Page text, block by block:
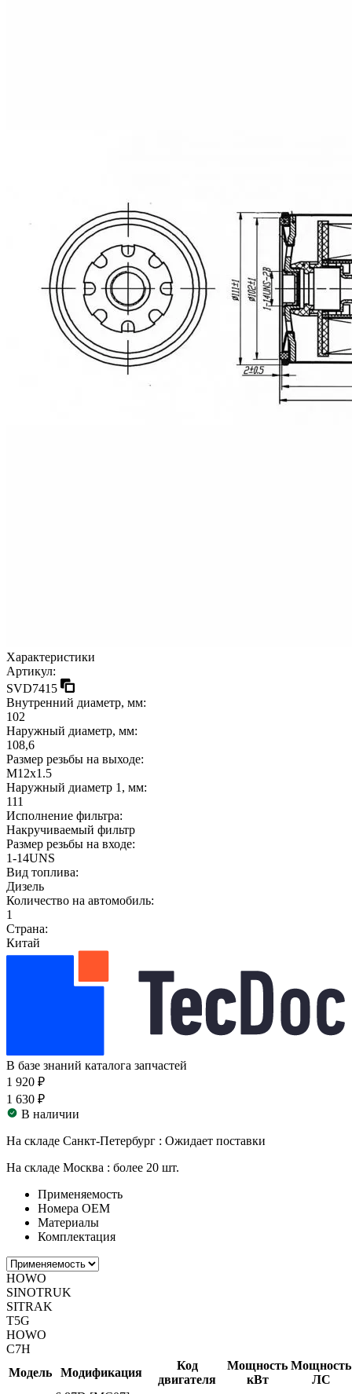
Характеристики
Артикул:
SVD7415
Внутренний диаметр, мм:
102
Наружный диаметр, мм:
108,6
Размер резьбы на выходе:
M12x1.5
Наружный диаметр 1, мм:
111
Исполнение фильтра:
Накручиваемый фильтр
Размер резьбы на входе:
1-14UNS
Вид топлива:
Дизель
Количество на автомобиль:
1
Страна:
Китай
В базе знаний каталога запчастей
1 920 ₽
1 630 ₽
В наличии
На складе Санкт-Петербург : Ожидает поставки
На складе Москва : более 20 шт.
Применяемость
Номера ОЕМ
Материалы
Комплектация
HOWO
SINOTRUK
SITRAK
T5G
HOWO
C7H
Модель
Модификация
Код
двигателя
Мощность
кВт
Мощность
ЛС